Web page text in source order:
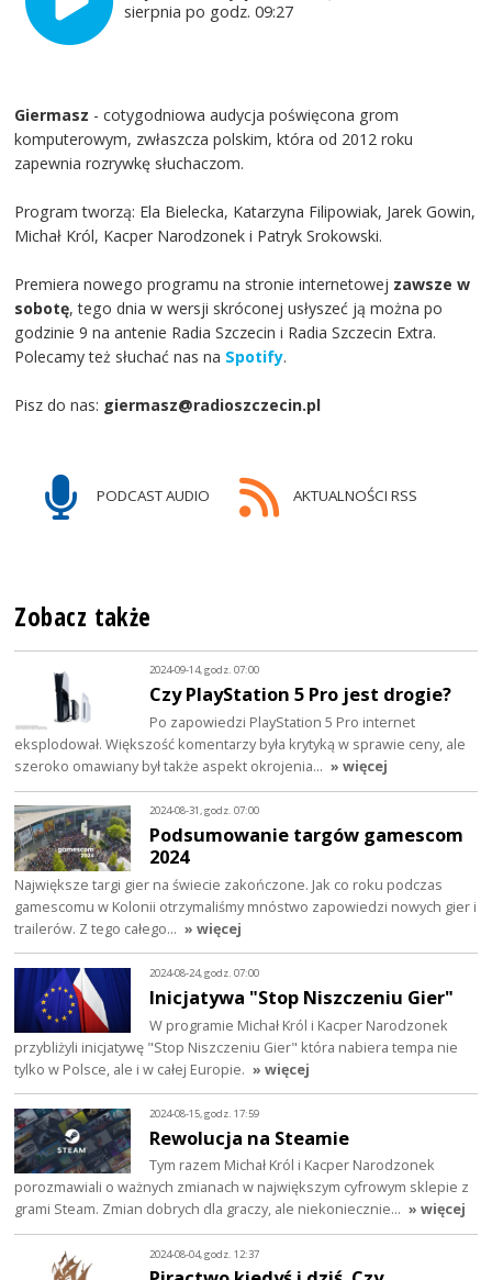
sierpnia po godz. 09:27
Giermasz - cotygodniowa audycja poświęcona grom
komputerowym, zwłaszcza polskim, która od 2012 roku
zapewnia rozrywkę słuchaczom.
Program tworzą: Ela Bielecka, Katarzyna Filipowiak, Jarek Gowin,
Michał Król, Kacper Narodzonek i Patryk Srokowski.
Premiera nowego programu na stronie internetowej zawsze w
sobotę, tego dnia w wersji skróconej usłyszeć ją można po
godzinie 9 na antenie Radia Szczecin i Radia Szczecin Extra.
Polecamy też słuchać nas na Spotify.
Pisz do nas: giermasz@radioszczecin.pl
PODCAST AUDIO AKTUALNOŚCI RSS
Zobacz także
2024-09-14, godz. 07:00
Czy PlayStation 5 Pro jest drogie?
Po zapowiedzi PlayStation 5 Pro internet
eksplodował. Większość komentarzy była krytyką w sprawie ceny, ale
szeroko omawiany był także aspekt okrojenia… » więcej
2024-08-31, godz. 07:00
Podsumowanie targów gamescom
2024
Największe targi gier na świecie zakończone. Jak co roku podczas
gamescomu w Kolonii otrzymaliśmy mnóstwo zapowiedzi nowych gier i
trailerów. Z tego całego… » więcej
2024-08-24, godz. 07:00
Inicjatywa "Stop Niszczeniu Gier"
W programie Michał Król i Kacper Narodzonek
przybliżyli inicjatywę "Stop Niszczeniu Gier" która nabiera tempa nie
tylko w Polsce, ale i w całej Europie. » więcej
2024-08-15, godz. 17:59
Rewolucja na Steamie
Tym razem Michał Król i Kacper Narodzonek
porozmawiali o ważnych zmianach w największym cyfrowym sklepie z
grami Steam. Zmian dobrych dla graczy, ale niekoniecznie… » więcej
2024-08-04, godz. 12:37